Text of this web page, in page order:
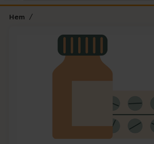
Hem
Lista: . Innehåller 1 objekt.